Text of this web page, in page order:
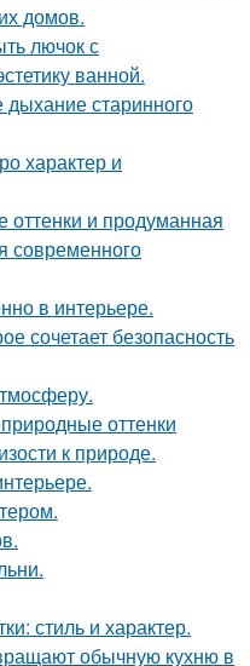
домов.
лючок с
ванной.
дыхание старинного
характер и
и продуманная
современного
в интерьере.
сочетает безопасность
оттенки
к природе.
стиль и характер.
обычную кухню в